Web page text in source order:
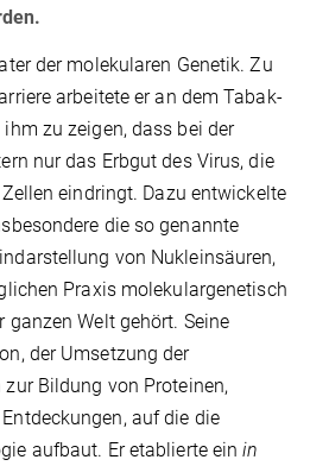
der molekularen Genetik. Zu
arbeitete er an dem Tabak-
zu zeigen, dass bei der
nur das Erbgut des Virus, die
eindringt. Dazu entwickelte
die so genannte
von Nukleinsäuren,
Praxis molekulargenetisch
ganzen Welt gehört. Seine
der Umsetzung der
Bildung von Proteinen,
auf die die
aufbaut. Er etablierte einin